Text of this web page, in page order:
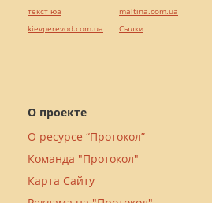
О проекте
О ресурсе “Протокол”
Команда "Протокол"
Карта Сайту
текст юа
kievperevod.com.ua
maltina.com.ua
Cылки